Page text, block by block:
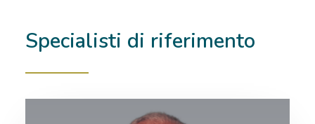
Specialisti di riferimento